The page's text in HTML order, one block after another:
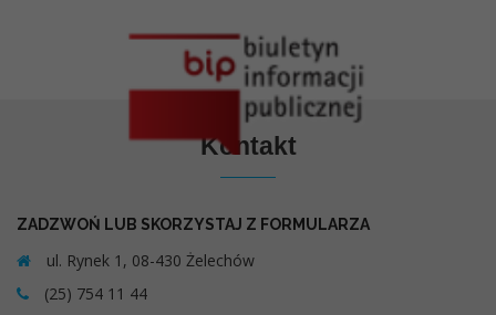
Kontakt
ZADZWOŃ LUB SKORZYSTAJ Z FORMULARZA
ul. Rynek 1, 08-430 Żelechów
(25) 754 11 44